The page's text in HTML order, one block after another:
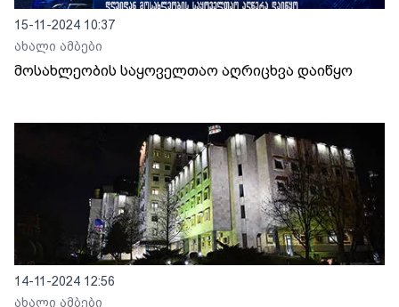
15-11-2024 10:37
ახალი ამბები
მოსახლეობის საყოველთაო აღრიცხვა დაიწყო
14-11-2024 12:56
ახალი ამბები